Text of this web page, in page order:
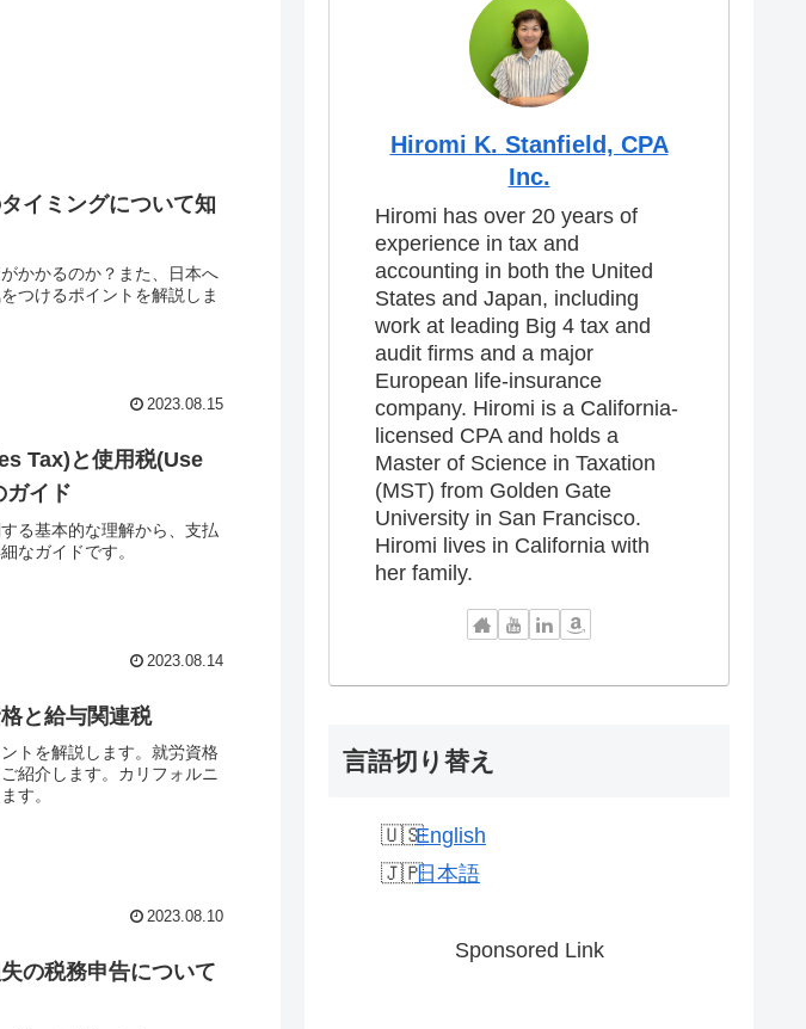
イミングについて知
かかるのか？また、日本へ
つけるポイントを解説しま
2023.08.15
Tax)と使用税(Use
ガイド
る基本的な理解から、支払
なガイドです。
2023.08.14
と給与関連税
トを解説します。就労資格
紹介します。カリフォルニ
す。
2023.08.10
の税務申告について
Hiromi K. Stanfield, CPA
Inc.
Hiromi has over 20 years of
experience in tax and
accounting in both the United
States and Japan, including
work at leading Big 4 tax and
audit firms and a major
European life-insurance
company. Hiromi is a California-
licensed CPA and holds a
Master of Science in Taxation
(MST) from Golden Gate
University in San Francisco.
Hiromi lives in California with
her family.
言語切り替え
English
日本語
Sponsored Link